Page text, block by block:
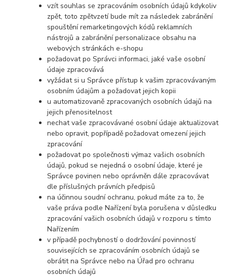
vzít souhlas se zpracováním osobních údajů kdykoliv
zpět, toto zpětvzetí bude mít za následek zabránění
spouštění remarketingových kódů reklamních
nástrojů a zabránění personalizace obsahu na
webových stránkách e-shopu
požadovat po Správci informaci, jaké vaše osobní
údaje zpracovává
vyžádat si u Správce přístup k vašim zpracovávaným
osobním údajům a požadovat jejich kopii
u automatizovaně zpracovaných osobních údajů na
jejich přenositelnost
nechat vaše zpracovávané osobní údaje aktualizovat
nebo opravit, popřípadě požadovat omezení jejich
zpracování
požadovat po společnosti výmaz vašich osobních
údajů, pokud se nejedná o osobní údaje, které je
Správce povinen nebo oprávněn dále zpracovávat
dle příslušných právních předpisů
na účinnou soudní ochranu, pokud máte za to, že
vaše práva podle Nařízení byla porušena v důsledku
zpracování vašich osobních údajů v rozporu s tímto
Nařízením
v případě pochybností o dodržování povinností
souvisejících se zpracováním osobních údajů se
obrátit na Správce nebo na Úřad pro ochranu
osobních údajů